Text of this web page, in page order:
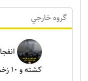
گروه خارجي
کشته و ۱۰ زخمی